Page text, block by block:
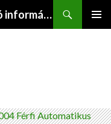
A legjobb replika órák útmutató információs webhelye